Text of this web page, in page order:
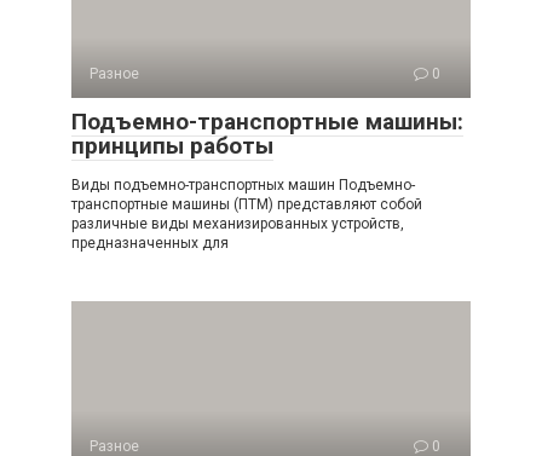
Разное 0
Подъемно-транспортные машины:
принципы работы
Виды подъемно-транспортных машин Подъемно-
транспортные машины (ПТМ) представляют собой
различные виды механизированных устройств,
предназначенных для
Разное 0